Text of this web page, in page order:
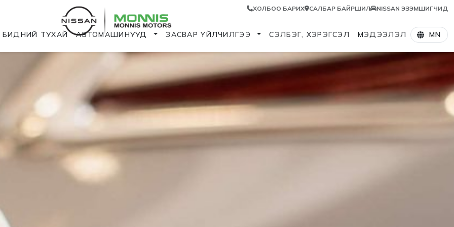
ХОЛБОО БАРИХ САЛБАР БАЙРШИЛ NISSAN ЭЗЭМШИГЧИД
БИДНИЙ ТУХАЙ АВТОМАШИНУУД ЗАСВАР ҮЙЛЧИЛГЭЭ СЭЛБЭГ, ХЭРЭГСЭЛ МЭДЭЭЛЭЛ MN